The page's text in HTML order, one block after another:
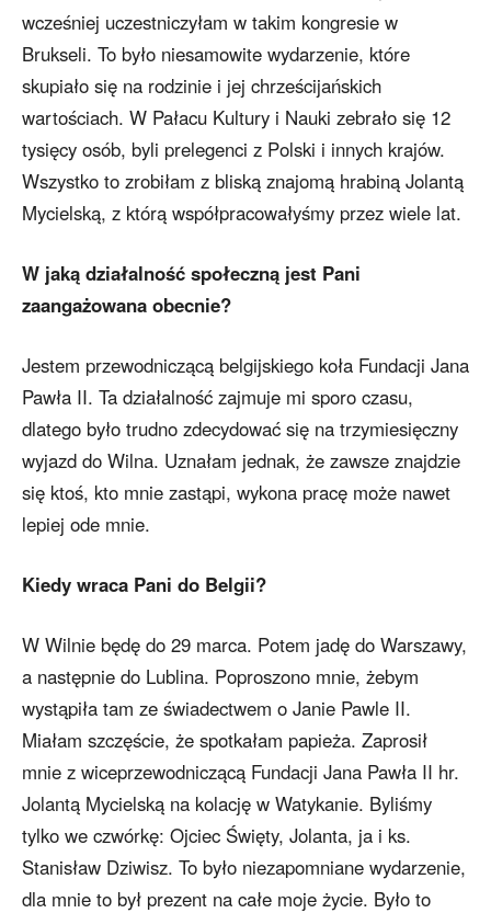
wcześniej uczestniczyłam w takim kongresie w
Brukseli. To było niesamowite wydarzenie, które
skupiało się na rodzinie i jej chrześcijańskich
wartościach. W Pałacu Kultury i Nauki zebrało się 12
tysięcy osób, byli prelegenci z Polski i innych krajów.
Wszystko to zrobiłam z bliską znajomą hrabiną Jolantą
Mycielską, z którą współpracowałyśmy przez wiele lat.
W jaką działalność społeczną jest Pani
zaangażowana obecnie?
Jestem przewodniczącą belgijskiego koła Fundacji Jana
Pawła II. Ta działalność zajmuje mi sporo czasu,
dlatego było trudno zdecydować się na trzymiesięczny
wyjazd do Wilna. Uznałam jednak, że zawsze znajdzie
się ktoś, kto mnie zastąpi, wykona pracę może nawet
lepiej ode mnie.
Kiedy wraca Pani do Belgii?
W Wilnie będę do 29 marca. Potem jadę do Warszawy,
a następnie do Lublina. Poproszono mnie, żebym
wystąpiła tam ze świadectwem o Janie Pawle II.
Miałam szczęście, że spotkałam papieża. Zaprosił
mnie z wiceprzewodniczącą Fundacji Jana Pawła II hr.
Jolantą Mycielską na kolację w Watykanie. Byliśmy
tylko we czwórkę: Ojciec Święty, Jolanta, ja i ks.
Stanisław Dziwisz. To było niezapomniane wydarzenie,
dla mnie to był prezent na całe moje życie. Było to